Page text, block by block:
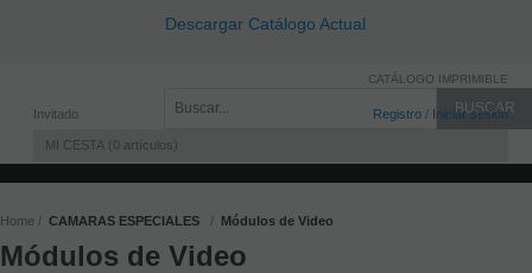
Descargar Catálogo Actual
Invitado Registro / Iniciar sesión
MI CESTA 0 artículos
CATÁLOGO IMPRIMIBLE
Home CAMARAS ESPECIALES Módulos de Video
Módulos de Video